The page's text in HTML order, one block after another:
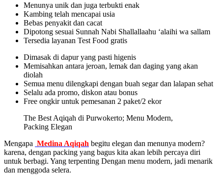
Menunya unik dan juga terbukti enak
Kambing telah mencapai usia
Bebas penyakit dan cacat
Dipotong sesuai Sunnah Nabi Shallallaahu ‘alaihi wa sallam
Tersedia layanan Test Food gratis
Dimasak di dapur yang pasti higenis
Memisahkan antara jeroan, lemak dan daging yang akan
diolah
Semua menu dilengkapi dengan buah segar dan lalapan sehat
Selalu ada promo, diskon atau bonus
Free ongkir untuk pemesanan 2 paket/2 ekor
The Best Aqiqah di Purwokerto; Menu Modern,
Packing Elegan
Mengapa Medina Aqiqah begitu elegan dan menunya modern?
karena, dengan packing yang bagus kita akan lebih percaya diri
untuk berbagi. Yang terpenting Dengan menu modern, jadi menarik
dan menggoda selera.